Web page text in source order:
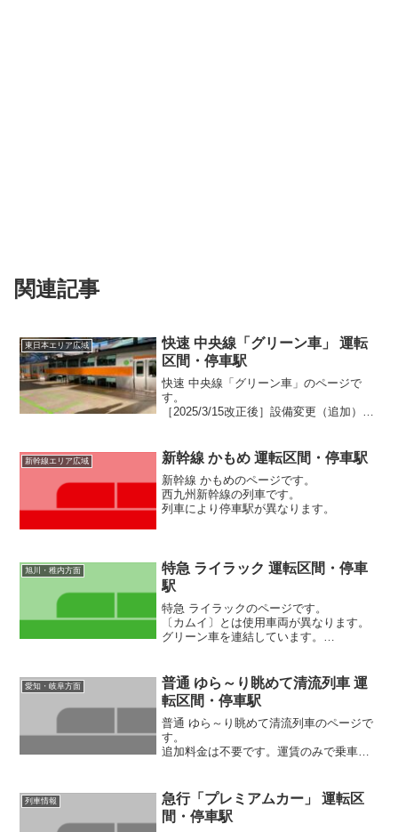
関連記事
東日本エリア広域
快速 中央線「グリーン車」 運転
区間・停車駅
快速 中央線「グリーン車」のページで
す。
［2025/3/15改正後］設備変更（追加）：
新幹線エリア広域 新幹線 かもめ 運転区間・停車駅
新幹線 かもめのページです。
西九州新幹線の列車です。
列車により停車駅が異なります。
旭川・稚内方面
特急 ライラック 運転区間・停車
駅
特急 ライラックのページです。
〔カムイ〕とは使用車両が異なります。
グリーン車を連結しています。
愛知・岐阜方面
普通 ゆら～り眺めて清流列車 運
転区間・停車駅
普通 ゆら～り眺めて清流列車のページで
す。
追加料金は不要です。運賃のみで乗車で
落としてゆっくり走ります。
列車情報
急行「プレミアムカー」 運転区
間・停車駅